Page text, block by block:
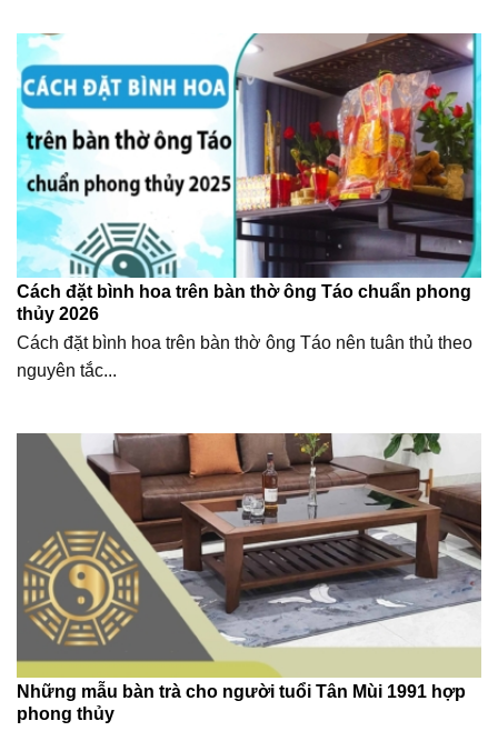
Cách đặt bình hoa trên bàn thờ ông Táo chuẩn phong
thủy 2026
Cách đặt bình hoa trên bàn thờ ông Táo nên tuân thủ theo
nguyên tắc...
Những mẫu bàn trà cho người tuổi Tân Mùi 1991 hợp
phong thủy